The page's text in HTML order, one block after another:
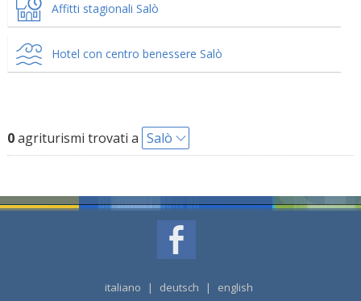
Affitti stagionali Salò
Hotel con centro benessere Salò
0agriturismi trovati a Salò
italiano | deutsch | english